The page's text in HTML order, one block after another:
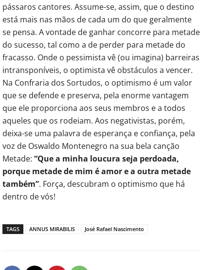
pássaros cantores. Assume-se, assim, que o destino
está mais nas mãos de cada um do que geralmente
se pensa. A vontade de ganhar concorre para metade
do sucesso, tal como a de perder para metade do
fracasso. Onde o pessimista vê (ou imagina) barreiras
intransponíveis, o optimista vê obstáculos a vencer.
Na Confraria dos Sortudos, o optimismo é um valor
que se defende e preserva, pela enorme vantagem
que ele proporciona aos seus membros e a todos
aqueles que os rodeiam. Aos negativistas, porém,
deixa-se uma palavra de esperança e confiança, pela
voz de Oswaldo Montenegro na sua bela canção
Metade: “Que a minha loucura seja perdoada,
porque metade de mim é amor e a outra metade
também”. Força, descubram o optimismo que há
dentro de vós!
TAGS ANNUS MIRABILIS José Rafael Nascimento